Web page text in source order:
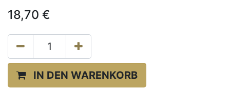
18,70 €
IN DEN WARENKORB